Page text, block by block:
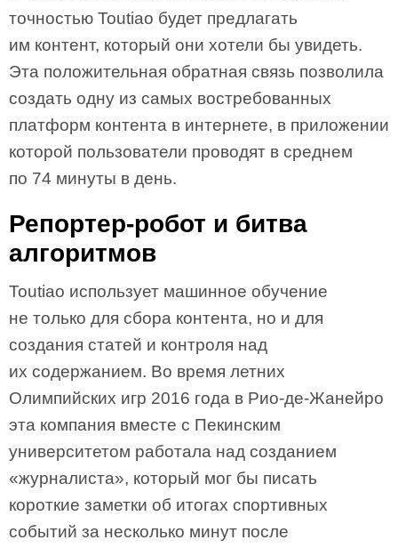
точностью Toutiao будет предлагать
им контент, который они хотели бы увидеть.
Эта положительная обратная связь позволила
создать одну из самых востребованных
платформ контента в интернете, в приложении
которой пользователи проводят в среднем
по 74 минуты в день.
Репортер-робот и битва
алгоритмов
Toutiao использует машинное обучение
не только для сбора контента, но и для
создания статей и контроля над
их содержанием. Во время летних
Олимпийских игр 2016 года в Рио-де-Жанейро
эта компания вместе с Пекинским
университетом работала над созданием
«журналиста», который мог бы писать
короткие заметки об итогах спортивных
событий за несколько минут после